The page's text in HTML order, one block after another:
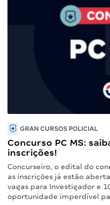
GRAN CURSOS POLICIAL
Concurso PC MS:
inscrições!
Concurseiro, o edital do
as inscrições já estão
vagas para Investigador e
oportunidade imperdível